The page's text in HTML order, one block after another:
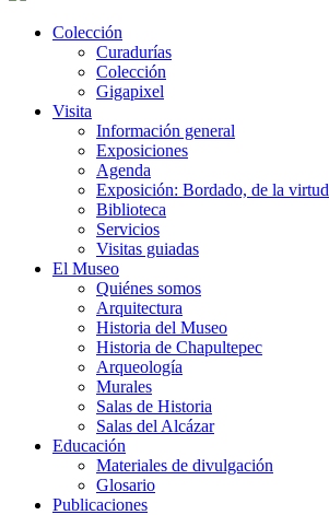
Colección
Curadurías
Colección
Gigapixel
Visita
Información general
Exposiciones
Agenda
Exposición: Bordado, de la virtud
Biblioteca
Servicios
Visitas guiadas
El Museo
Quiénes somos
Arquitectura
Historia del Museo
Historia de Chapultepec
Arqueología
Murales
Salas de Historia
Salas del Alcázar
Educación
Materiales de divulgación
Glosario
Publicaciones